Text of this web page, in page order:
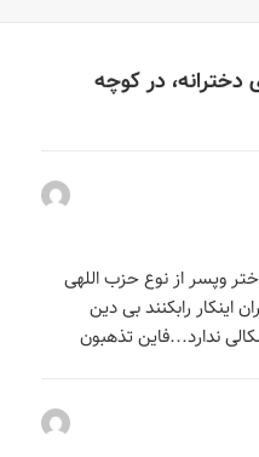
در کوچه
وپسر از نوع حزب اللهی
اینکار رابکنند بی دین
ندارد…فاین تذهبون